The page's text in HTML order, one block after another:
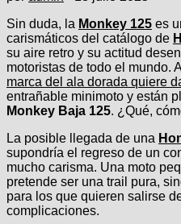
Sin duda, la Monkey 125 es
carismáticos del catálogo de
su aire retro y su actitud
motoristas de todo el mundo.
marca del ala dorada quiere
entrañable minimoto y están
Monkey Baja 125. ¿Qué,
La posible llegada de una
supondría el regreso de un
mucho carisma. Una moto
pretende ser una trail pura,
para los que quieren salirse
complicaciones.